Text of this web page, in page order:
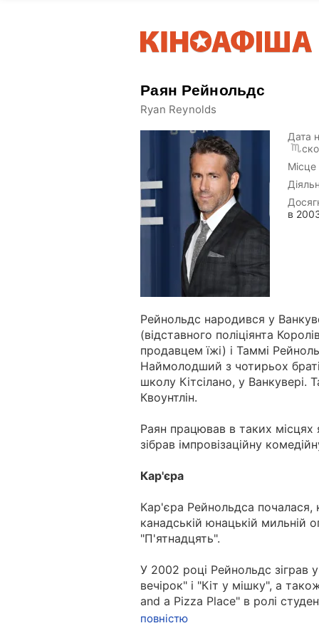
Раян Рейнольдс
Ryan Reynolds
Дата
в
Рейнольдс народився у
(відставного поліціянта
продавцем їжі) і Таммі
Наймолодший з чотирьох
школу Кітсілано, у Ванкувері.
Квоунтлін.
Раян працював в таких місцях
зібрав імпровізаційну
Кар'єра
Кар'єра Рейнольдса почалася,
канадській юнацькій
"П'ятнадцять".
У 2002 році Рейнольдс зіграв
вечірок" і "Кіт у мішку", а
and a Pizza Place" в ролі
повністю